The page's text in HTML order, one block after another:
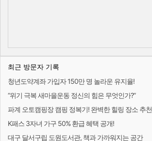
최근 방문자 기록
청년도약계좌 가입자 150만 명 놀라운 유지율!
“위기 극복 새마을운동 정신의 힘은 무엇인가?”
파계 오토캠핑장 캠핑 정복기! 완벽한 힐링 장소 추천
K패스 3자녀 가구 50% 환급 혜택 공개!
대구 달서구립 도원도서관, 책과 가까워지는 공간